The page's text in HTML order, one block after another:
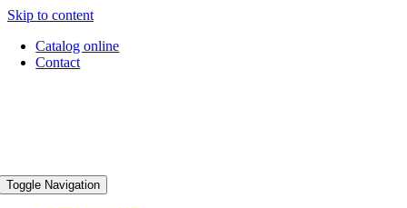
Skip to content
Catalog online
Contact
Toggle Navigation